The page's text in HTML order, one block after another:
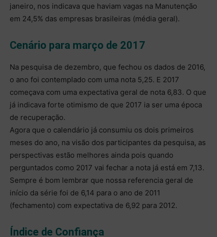
janeiro, nos indicava que haviam vagas na Manutenção
em 24,5% das empresas brasileiras (média geral).
Cenário para março de 2017
Na pesquisa de dezembro, que fechou os dados de 2016,
o ano foi contemplado com uma nota 5,25. E 2017
começava com uma expectativa geral de nota 6,83. O que
já indicava forte otimismo de que 2017 ia ser uma época
de recuperação.
Agora que o calendário já consumiu os dois primeiros
meses do ano, na visão dos participantes da pesquisa, as
perspectivas estão melhores ainda pois quando
perguntados como 2017 vai fechar a nota já está em 7,13.
Sempre é bom lembrar que nossa referencia geral de
início da série foi de 6,14 para o ano de 2011
(fechamento) com expectativa de 6,92 para 2012.
Índice de Confiança